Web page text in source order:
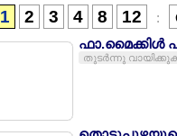
1 2 3 4 8 12 :
ഫാ.മൈക്കിള്‍
തുടര്‍ന്നു